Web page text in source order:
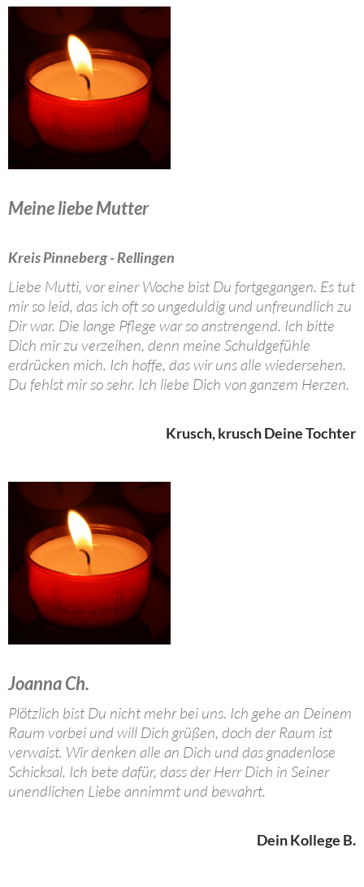
Meine liebe Mutter
Kreis Pinneberg - Rellingen
Liebe Mutti, vor einer Woche bist Du fortgegangen. Es tut
mir so leid, das ich oft so ungeduldig und unfreundlich zu
Dir war. Die lange Pflege war so anstrengend. Ich bitte
Dich mir zu verzeihen, denn meine Schuldgefühle
erdrücken mich. Ich hoffe, das wir uns alle wiedersehen.
Du fehlst mir so sehr. Ich liebe Dich von ganzem Herzen.
Krusch, krusch Deine Tochter
Joanna Ch.
Plötzlich bist Du nicht mehr bei uns. Ich gehe an Deinem
Raum vorbei und will Dich grüßen, doch der Raum ist
verwaist. Wir denken alle an Dich und das gnadenlose
Schicksal. Ich bete dafür, dass der Herr Dich in Seiner
unendlichen Liebe annimmt und bewahrt.
Dein Kollege B.